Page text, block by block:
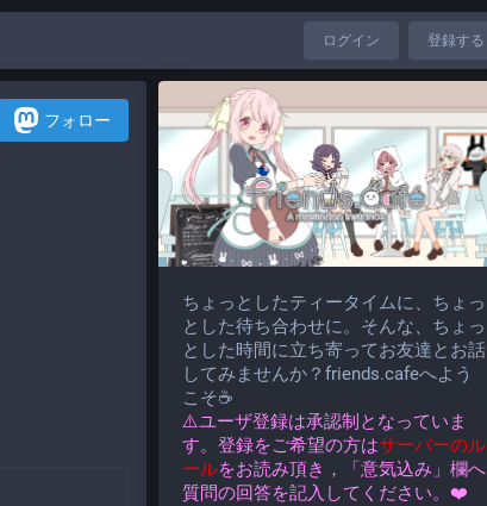
ログイン 登録する
フォロー
ちょっとしたティータイムに、ちょっ
とした待ち合わせに。そんな、ちょっ
とした時間に立ち寄ってお友達とお話
してみませんか？friends.cafeへよう
こそ☕
⚠️ユーザ登録は承認制となっていま
す。登録をご希望の方はサーバーのル
ールをお読み頂き，「意気込み」欄へ
質問の回答を記入してください。❤️